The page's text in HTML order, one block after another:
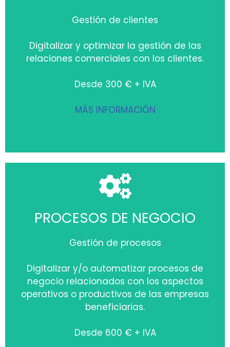
Gestión de clientes
Digitalizar y optimizar la gestión de las
relaciones comerciales con los clientes.
Desde 300 € + IVA
MÁS INFORMACIÓN
PROCESOS DE NEGOCIO
Gestión de procesos
Digitalizar y/o automatizar procesos de
negocio relacionados con los aspectos
operativos o productivos de las empresas
beneficiarias.
Desde 600 € + IVA